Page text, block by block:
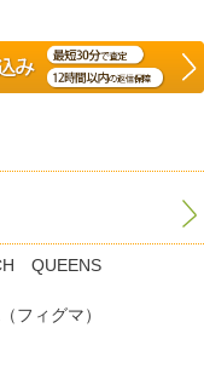
QUEENS
フィグマ）